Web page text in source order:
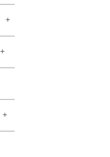
＋
＋
＋